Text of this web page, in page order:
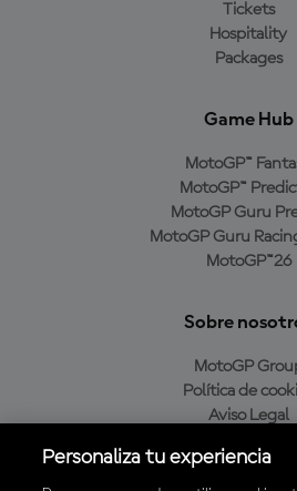
Tickets
Hospitality
Packages
Game Hub
MotoGP™
MotoGP™
MotoGP Guru
MotoGP Guru
MotoGP™26
Sobre
MotoGP
Política de
Aviso Legal
Política de
Personaliza tu experiencia